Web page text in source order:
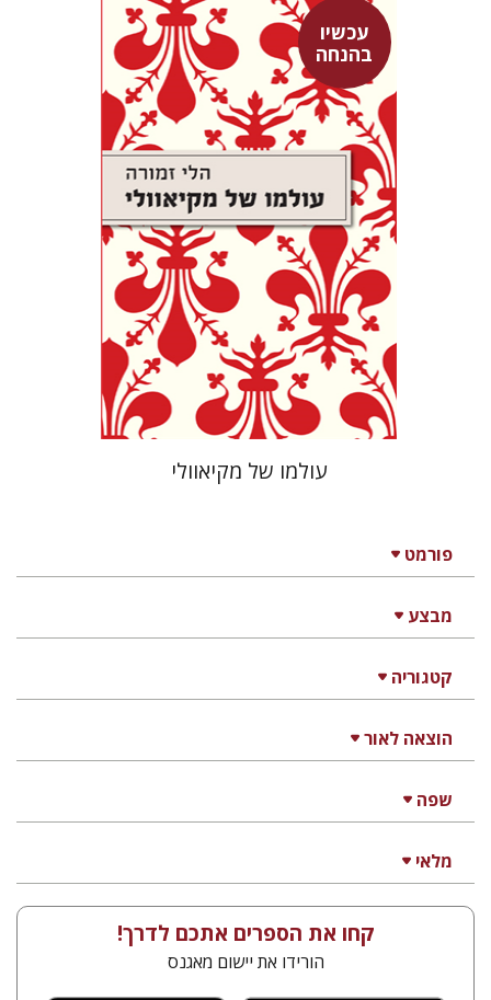
פורמט
מבצע
קטגוריה
הוצאה לאור
שפה
מלאי
עכשיו
בהנחה
הלי זמורה
עכשיו בהנחה
$35
$26
עולמו של מקיאוולי
קחו את הספרים אתכם לדרך!
הורידו את יישום מאגנס